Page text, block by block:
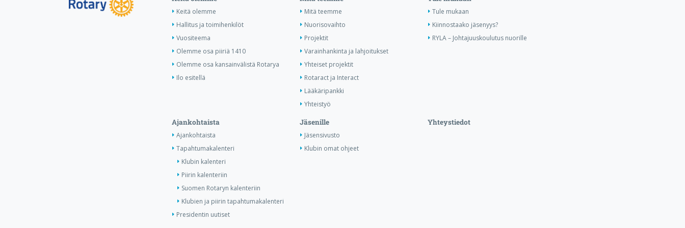
Keitä olemme
Hallitus ja toimihenkilöt
Vuositeema
Olemme osa piiriä 1410
Olemme osa kansainvälistä Rotarya
Ilo esitellä
Mitä teemme
Nuorisovaihto
Projektit
Varainhankinta ja lahjoitukset
Yhteiset projektit
Rotaract ja Interact
Lääkäripankki
Yhteistyö
Tule mukaan
Kiinnostaako jäsenyys?
RYLA – Johtajuuskoulutus nuorille
Ajankohtaista
Ajankohtaista
Tapahtumakalenteri
Klubin kalenteri
Piirin kalenteriin
Suomen Rotaryn kalenteriin
Klubien ja piirin tapahtumakalenteri
Presidentin uutiset
Jäsenille
Jäsensivusto
Klubin omat ohjeet
Yhteystiedot